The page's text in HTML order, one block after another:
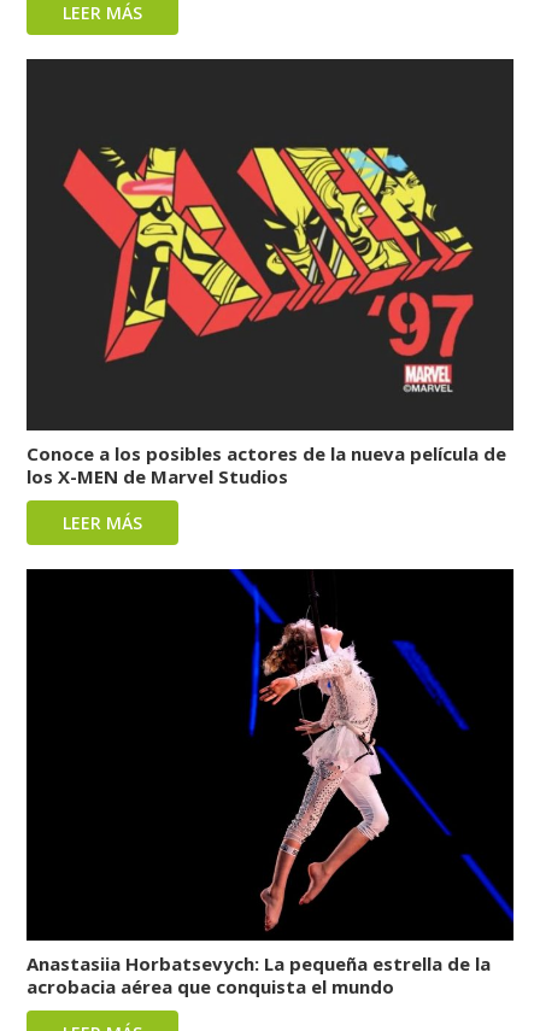
LEER MÁS
Conoce a los posibles actores de la nueva película de
los X-MEN de Marvel Studios
LEER MÁS
Anastasiia Horbatsevych: La pequeña estrella de la
acrobacia aérea que conquista el mundo